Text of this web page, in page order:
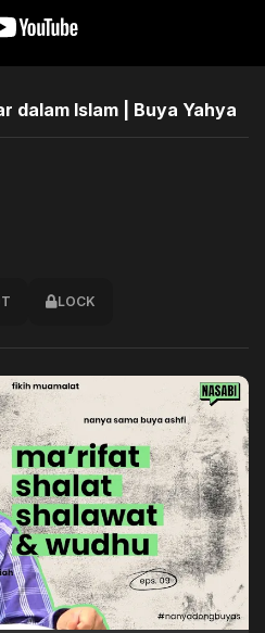
dalam Islam | Buya Yahya
LOCK